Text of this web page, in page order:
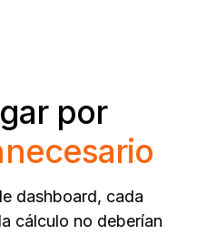
por
dashboard, cada
cálculo no deberían